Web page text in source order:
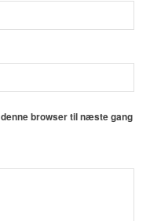
browser til næste gang